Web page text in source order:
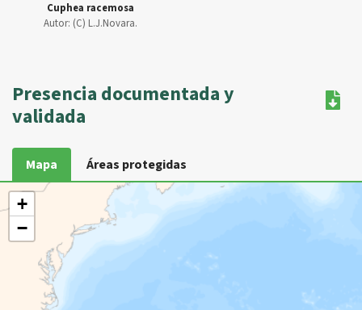
Cuphea racemosa
Autor: (C) L.J.Novara.
Presencia documentada y
validada
Mapa Áreas protegidas
+
−